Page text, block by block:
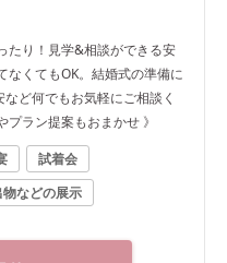
たり！見学&相談ができる安
なくてもOK。結婚式の準備に
ど何でもお気軽にご相談く
ラン提案もおまかせ 》
試着会
などの展示